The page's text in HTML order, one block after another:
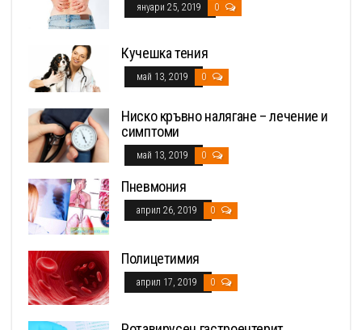
януари 25, 2019 0
Кучешка тения
май 13, 2019 0
Ниско кръвно налягане – лечение и
симптоми
май 13, 2019 0
Пневмония
април 26, 2019 0
Полицетимия
април 17, 2019 0